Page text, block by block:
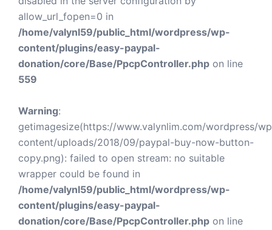
allow_url_fopen=0 in
/home/valynl59/public_html/wordpress/wp-
content/plugins/easy-paypal-
donation/core/Base/PpcpController.php on line
559
Warning:
getimagesize(https://www.valynlim.com/wordpress/
content/uploads/2018/09/paypal-buy-now-button-
copy.png): failed to open stream: no suitable
wrapper could be found in
/home/valynl59/public_html/wordpress/wp-
content/plugins/easy-paypal-
donation/core/Base/PpcpController.php on line